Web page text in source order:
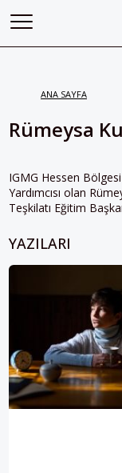
ANA SAYFA
Rümeysa
IGMG Hessen
Yardımcısı olan
Teşkilatı Eğitim
YAZILARI